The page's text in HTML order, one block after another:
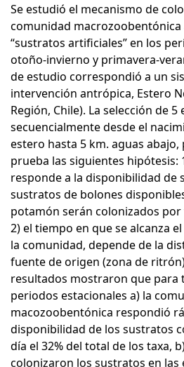
Se estudió el mecanismo de
comunidad macrozoobentónica
“sustratos artificiales” en los
otoño-invierno y primavera-
de estudio correspondió a un
intervención antrópica, Estero
Región, Chile). La selección de
secuencialmente desde el
estero hasta 5 km. aguas
prueba las siguientes hipótesis:
responde a la disponibilidad de
sustratos de bolones
potamón serán colonizados
2) el tiempo en que se alcanza
la comunidad, depende de la
fuente de origen (zona de
resultados mostraron que para
periodos estacionales a) la
macozoobentónica respondió
disponibilidad de los sustratos
día el 32% del total de los taxa,
colonizaron los sustratos en las